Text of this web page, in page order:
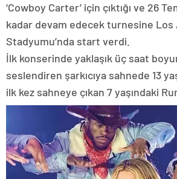
‘Cowboy Carter’ için çıktığı ve 26
kadar devam edecek turnesine Los
Stadyumu’nda start verdi.
İlk konserinde yaklaşık üç saat
seslendiren şarkıcıya sahnede 13
ilk kez sahneye çıkan 7 yaşındaki